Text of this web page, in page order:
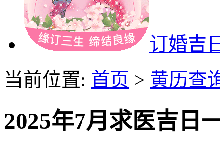
订婚吉
当前位置: 首页 > 黄历查
2025年7月求医吉日